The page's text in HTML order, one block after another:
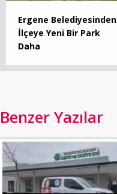
Ergene Belediyesinden
İlçeye Yeni Bir Park
Daha
Benzer Yazılar